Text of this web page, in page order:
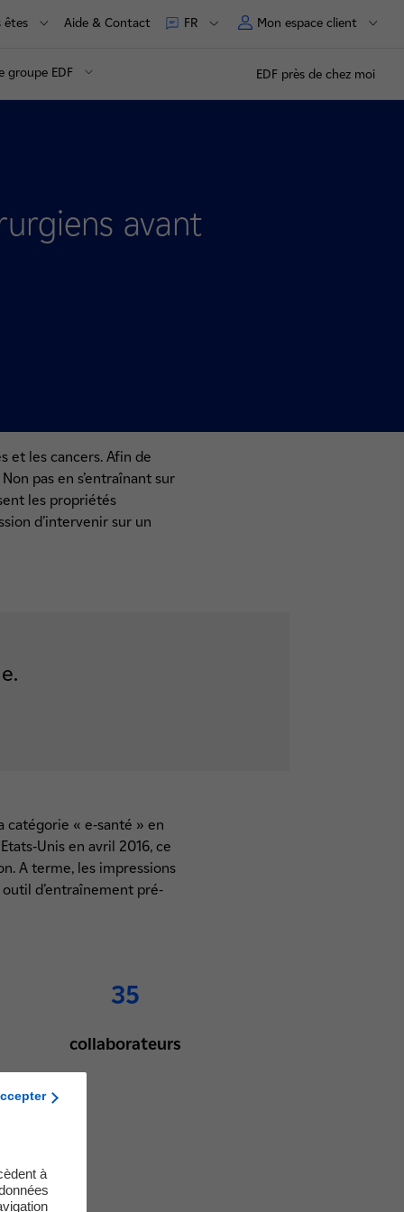
êtes Aide & Contact FR Mon espace client
groupe EDF EDF près de chez moi
avant
et les cancers. Afin de
pas en s’entraînant sur
les propriétés
d’intervenir sur un
catégorie « e-santé » en
Unis en avril 2016, ce
A terme, les impressions
d’entraînement pré-
35
collaborateurs
à